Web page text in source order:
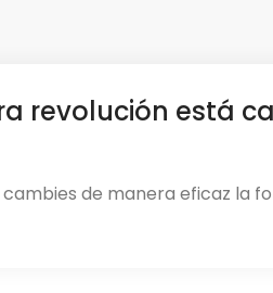
revolución está
de manera eficaz la